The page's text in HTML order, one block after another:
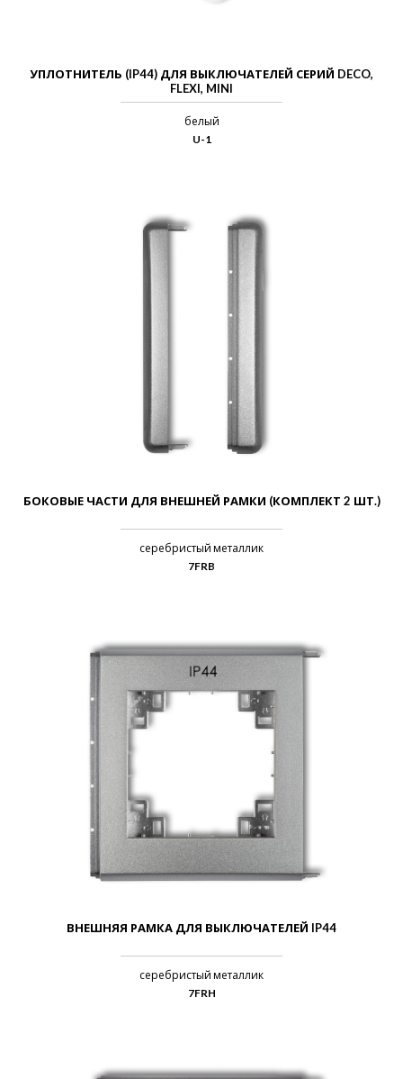
УПЛОТНИТЕЛЬ (IP44) ДЛЯ ВЫКЛЮЧАТЕЛЕЙ СЕРИЙ DECO,
FLEXI, MINI
белый
U-1
БОКОВЫЕ ЧАСТИ ДЛЯ ВНЕШНЕЙ РАМКИ (КОМПЛЕКТ 2 ШТ.)
серебристый металлик
7FRB
ВНЕШНЯЯ РАМКА ДЛЯ ВЫКЛЮЧАТЕЛЕЙ IP44
серебристый металлик
7FRH